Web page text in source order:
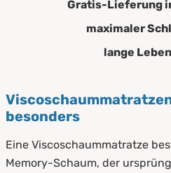
Gratis-Lieferung
maximaler
lange
besonders
Eine Viscoschaummatratze
Memory-Schaum, der